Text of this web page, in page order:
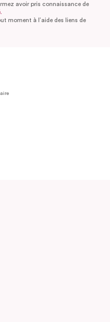
avoir pris connaissance de
moment à l’aide des liens de